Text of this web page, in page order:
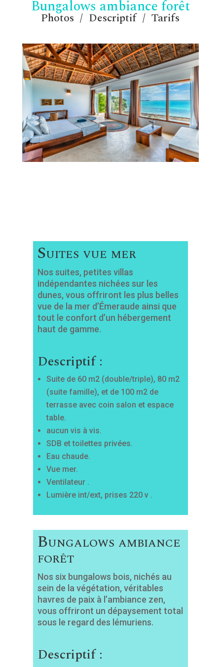
Bungalows ambiance forêt
Photos / Descriptif/Tarifs
Suites vue mer
Nos suites, petites villas
indépendantes nichées sur les
dunes, vous offriront les plus belles
vue de la mer d’Émeraude ainsi que
tout le confort d’un hébergement
haut de gamme.
Descriptif :
Suite de 60 m2 (double/triple), 80 m2
(suite famille), et de 100 m2 de
terrasse avec coin salon et espace
table.
aucun vis à vis.
SDB et toilettes privées.
Eau chaude.
Vue mer.
Ventilateur .
Lumière int/ext, prises 220 v .
Bungalows ambiance
forêt
Nos six bungalows bois, nichés au
sein de la végétation, véritables
havres de paix à l’ambiance zen,
vous offriront un dépaysement total
sous le regard des lémuriens.
Descriptif :